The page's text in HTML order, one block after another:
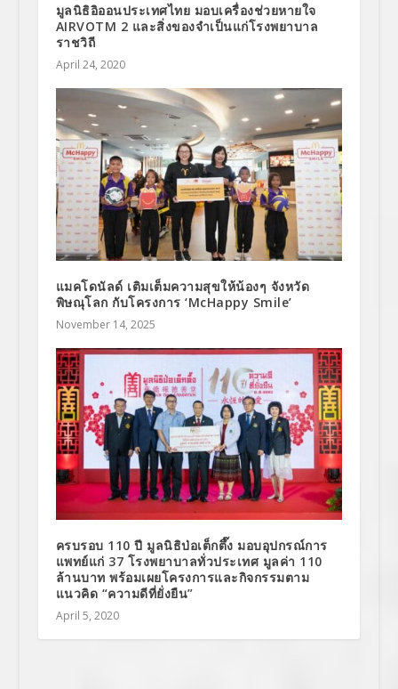
มูลนิธิอิออนประเทศไทย มอบเครื่องช่วยหายใจ
AIRVOTM 2 และสิ่งของจำเป็นแก่โรงพยาบาล
ราชวิถี
April 24, 2020
แมคโดนัลด์ เติมเต็มความสุขให้น้องๆ จังหวัด
พิษณุโลก กับโครงการ ‘McHappy Smile’
November 14, 2025
ครบรอบ 110 ปี มูลนิธิป่อเต็กตึ๊ง มอบอุปกรณ์การ
แพทย์แก่ 37 โรงพยาบาลทั่วประเทศ มูลค่า 110
ล้านบาท พร้อมเผยโครงการและกิจกรรมตาม
แนวคิด “ความดีที่ยั่งยืน”
April 5, 2020